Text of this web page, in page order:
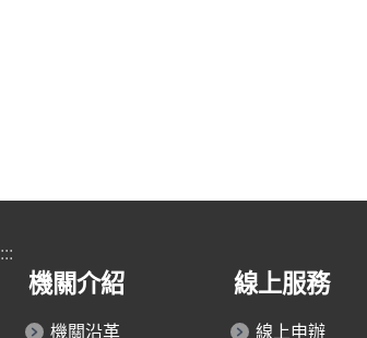
:::
機關介紹
機關沿革
線上服務
線上申辦